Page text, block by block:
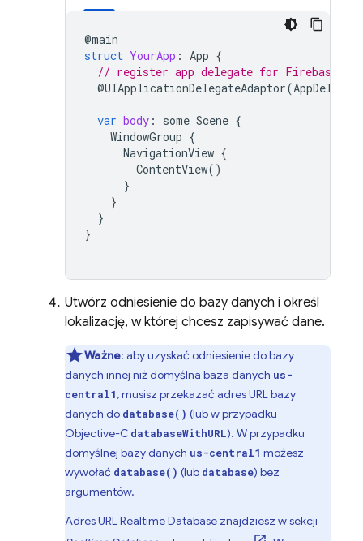
@main
struct YourApp : App {
// register app delegate for Firebase
@UIApplicationDelegateAdaptor(
var body : some Scene {
WindowGroup {
NavigationView {
ContentView()
}
}
}
}
Utwórz odniesienie do bazy danych i określ
lokalizację, w której chcesz zapisywać dane.
Ważne: aby uzyskać odniesienie do bazy
danych innej niż domyślna baza danych us-
central1, musisz przekazać adres URL bazy
danych do database() (lub w przypadku
Objective-C databaseWithURL). W przypadku
domyślnej bazy danych us-central1 możesz
wywołać database() (lub database) bez
argumentów.
Adres URLRealtime Database znajdziesz w sekcji